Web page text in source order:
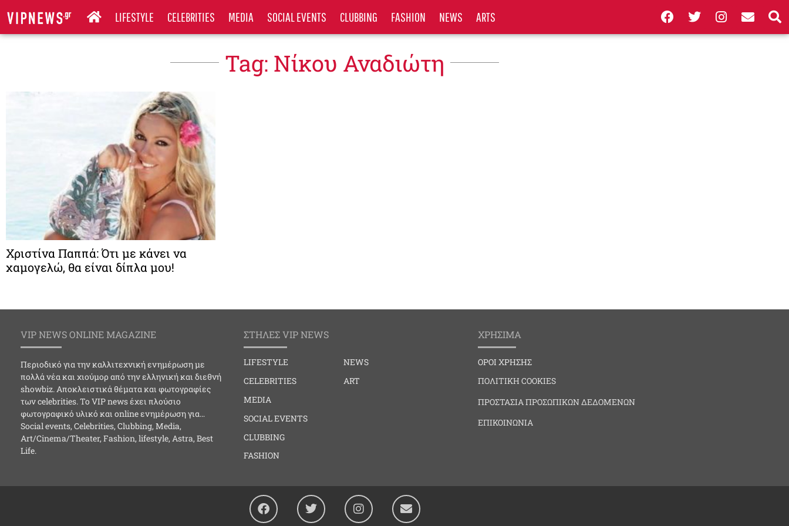
LIFESTYLE CELEBRITIES MEDIA SOCIAL EVENTS CLUBBING FASHION NEWS ARTS
Tag: Νίκου Αναδιώτη
Χριστίνα Παππά: Ότι με κάνει να
χαμογελώ, θα είναι δίπλα μου!
VIP NEWS ONLINE MAGAZINE
Περιοδικό για την καλλιτεχνική ενημέρωση με
πολλά νέα και χιούμορ από την ελληνική και διεθνή
showbiz. Αποκλειστικά θέματα και φωτογραφίες
των celebrities. Το VIP news έχει πλούσιο
φωτογραφικό υλικό και online ενημέρωση για…
Social events, Celebrities, Clubbing, Media,
Art/Cinema/Theater, Fashion, lifestyle, Astra, Best
Life.
ΣΤΗΛΕΣ VIP NEWS
LIFESTYLE
CELEBRITIES
MEDIA
SOCIAL EVENTS
CLUBBING
FASHION
NEWS
ART
ΧΡΗΣΙΜΑ
ΟΡΟΙ ΧΡΗΣΗΣ
ΠΟΛΙΤΙΚΗ COOKIES
ΠΡΟΣΤΑΣΙΑ ΠΡΟΣΩΠΙΚΩΝ ΔΕΔΟΜΕΝΩΝ
ΕΠΙΚΟΙΝΩΝΙΑ